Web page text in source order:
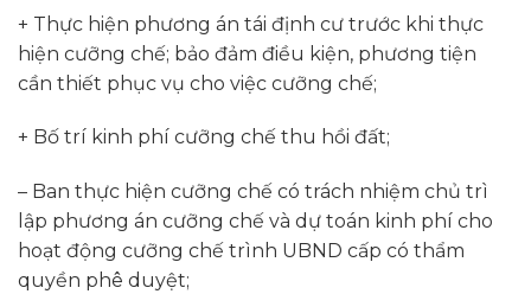
+ Thực hiện phương án tái định cư trước khi thực
hiện cưỡng chế; bảo đảm điều kiện, phương tiện
cần thiết phục vụ cho việc cưỡng chế;
+ Bố trí kinh phí cưỡng chế thu hồi đất;
– Ban thực hiện cưỡng chế có trách nhiệm chủ trì
lập phương án cưỡng chế và dự toán kinh phí cho
hoạt động cưỡng chế trình UBND cấp có thẩm
quyền phê duyệt;